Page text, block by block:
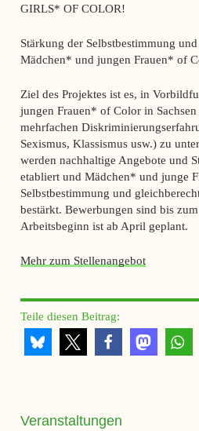
GIRLS* OF COLOR!
Stärkung der Selbstbestimmung
Mädchen* und jungen Frauen* of
Ziel des Projektes ist es, in
jungen Frauen* of Color in
mehrfachen
Sexismus, Klassismus usw.) zu
werden nachhaltige Angebote und
etabliert und Mädchen* und junge
Selbstbestimmung und
bestärkt. Bewerbungen sind bis zum
Arbeitsbeginn ist ab April geplant.
Mehr zum Stellenangebot
Teile diesen Beitrag:
Veranstaltungen